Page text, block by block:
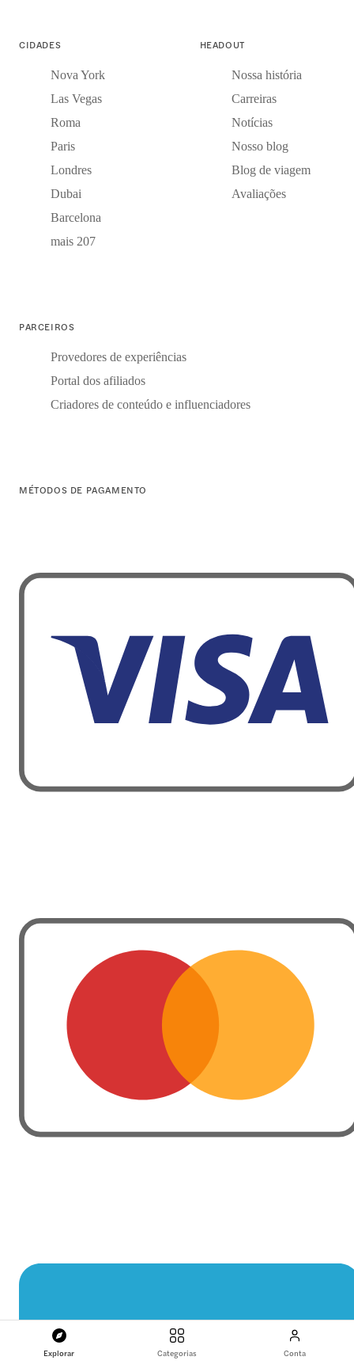
Explorar Categorias Conta
CIDADES
Nova York
Las Vegas
Roma
Paris
Londres
Dubai
Barcelona
mais 207
HEADOUT
Nossa história
Carreiras
Notícias
Nosso blog
Blog de viagem
Avaliações
PARCEIROS
Provedores de experiências
Portal dos afiliados
Criadores de conteúdo e influenciadores
MÉTODOS DE PAGAMENTO